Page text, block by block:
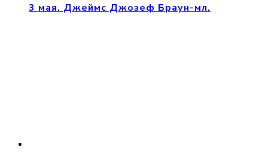
3 мая. Джеймс Джозеф Браун-мл.